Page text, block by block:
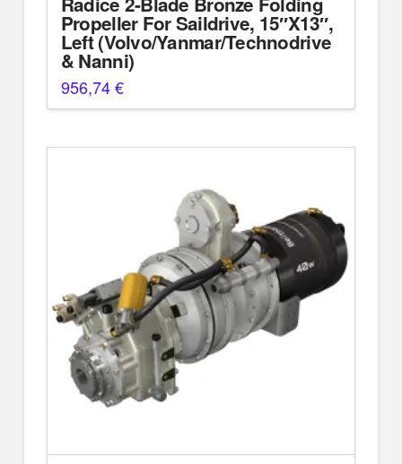
Propeller For Saildrive, 15″X13″,
Left (Volvo/Yanmar/Technodrive
& Nanni)
956,74€